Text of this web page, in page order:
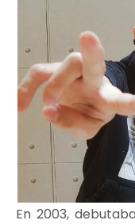
En 2003,